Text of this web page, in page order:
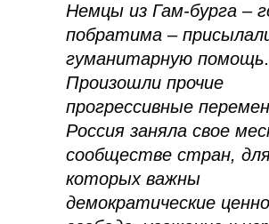
Немцы из Гам-бурга –
побратима –
гуманитарную помощь.
Произошли прочие
прогрессивные
Россия заняла свое
сообществе стран,
которых важны
демократические